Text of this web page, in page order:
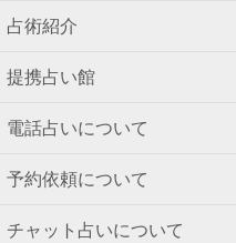
占術紹介
提携占い館
電話占いについて
予約依頼について
チャット占いについて